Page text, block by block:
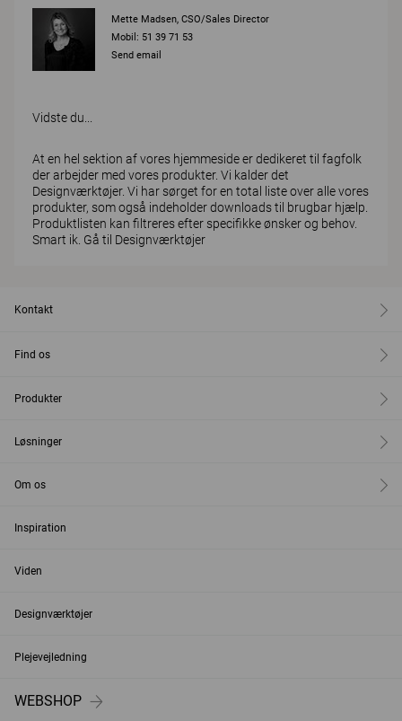
Mette Madsen, CSO/Sales Director
Mobil: 51 39 71 53
Send email
Vidste du...
At en hel sektion af vores hjemmeside er dedikeret til fagfolk
der arbejder med vores produkter. Vi kalder det
Designværktøjer. Vi har sørget for en total liste over alle vores
produkter, som også indeholder downloads til brugbar hjælp.
Produktlisten kan filtreres efter specifikke ønsker og behov.
Smart ik. Gå til Designværktøjer
Kontakt
Find os
Produkter
Løsninger
Om os
Inspiration
Viden
Designværktøjer
Plejevejledning
WEBSHOP